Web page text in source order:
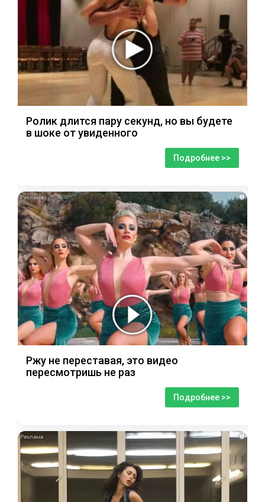
Ролик длится пару секунд, но вы будете
в шоке от увиденного
Подробнее >>
i
Ржу не переставая, это видео
пересмотришь не раз
Подробнее >>
i